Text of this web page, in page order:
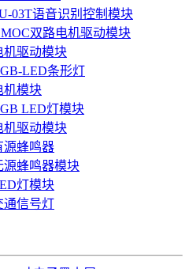
03T语音识别控制模块
双路电机驱动模块
机驱动模块
LED条形灯
机模块
LED灯模块
机驱动模块
源蜂鸣器
源蜂鸣器模块
灯模块
通信号灯